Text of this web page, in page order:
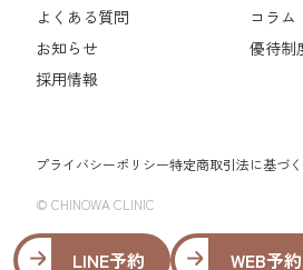
よくある質問
コラム
お知らせ
優待制
採用情報
プライバシーポリシー特定商取引法に基づ
© CHINOWA CLINIC
LINE予約 WEB予約